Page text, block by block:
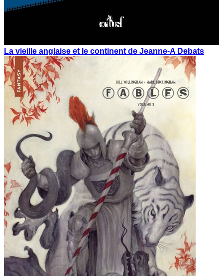
La vieille anglaise et le continent de Jeanne-A Debats